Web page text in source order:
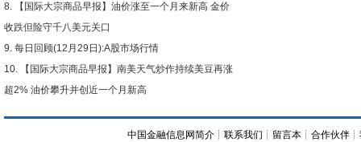
【国际大宗商品早报】油价涨至一个月来新高 金价
收跌但险守千八美元关口
每日回顾(12月29日):A股市场行情
【国际大宗商品早报】南美天气炒作持续美豆再涨
超2% 油价攀升并创近一个月新高
中国金融信息网简介 ┊联系我们 ┊ 留言本 ┊合作伙伴 ┊